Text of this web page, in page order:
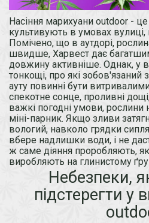
Насіння марихуани outdoor -
культивують в умовах вулиці,
Помічено, що в аутдорі,
швидше, Харвест дає
довжину активніше. Однак, у
тонкощі, про які зобов'язаний
ауту повинні бути
спекотне сонце, проливні
важкі погодні умови,
міні-парник. Якщо зливи
вологий, навколо грядки
вбере надлишки води, і не
ж саме діяння проробляють,
виробляють на глинистому
Небезпеки,
підстерегти у